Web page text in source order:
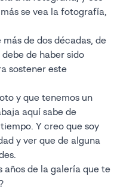
se vea la fotografía,
de dos décadas, de
de haber sido
sostener este
y que tenemos un
aquí sabe de
Y creo que soy
y ver que de alguna
años de la galería que te